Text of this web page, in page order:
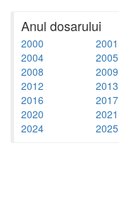
Anul dosarului
2000 2001
2004
2005
2008
2009
2012
2013
2016
2017
2020
2021
2024
2025